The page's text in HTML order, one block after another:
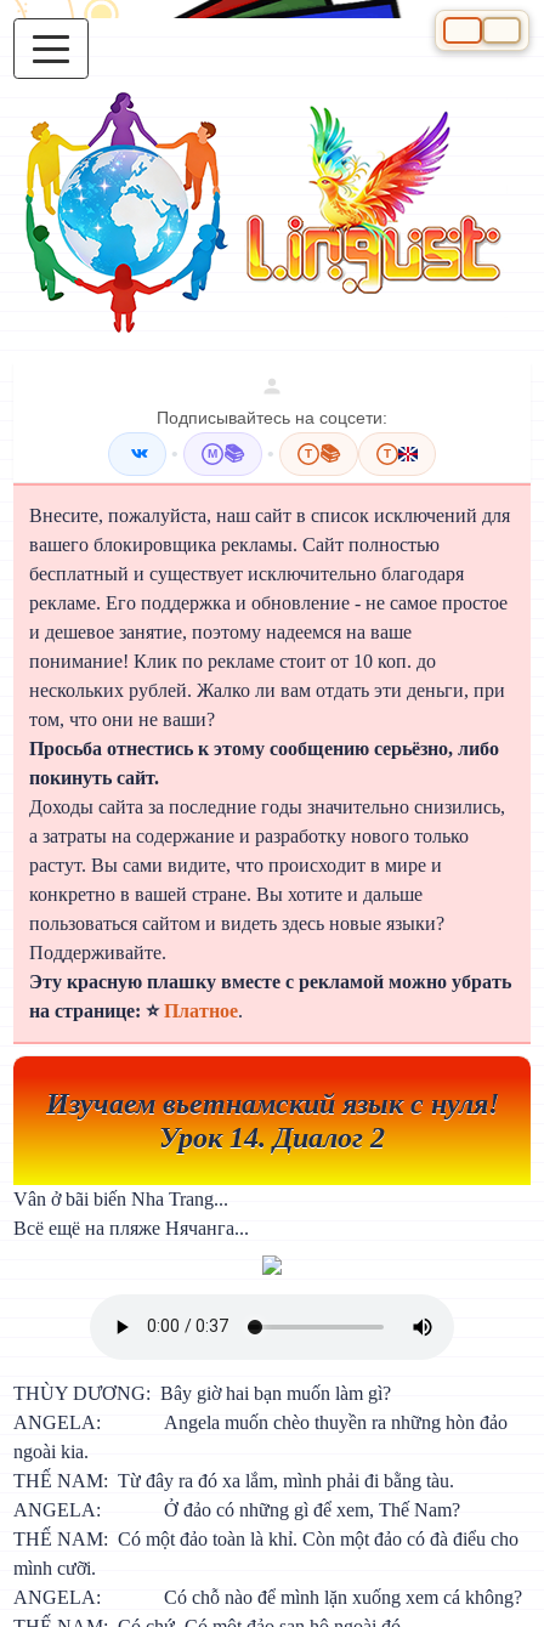
Подписывайтесь на соцсети:
• M 📚 • T 📚 T
Внесите, пожалуйста, наш сайт в список исключений для
вашего блокировщика рекламы. Сайт полностью
бесплатный и существует исключительно благодаря
рекламе. Его поддержка и обновление - не самое простое
и дешевое занятие, поэтому надеемся на ваше
понимание! Клик по рекламе стоит от 10 коп. до
нескольких рублей. Жалко ли вам отдать эти деньги, при
том, что они не ваши?
Просьба отнестись к этому сообщению серьёзно, либо
покинуть сайт.
Доходы сайта за последние годы значительно снизились,
а затраты на содержание и разработку нового только
растут. Вы сами видите, что происходит в мире и
конкретно в вашей стране. Вы хотите и дальше
пользоваться сайтом и видеть здесь новые языки?
Поддерживайте.
Эту красную плашку вместе с рекламой можно убрать
на странице: ⭐Платное.
Изучаем вьетнамский язык с нуля!
Урок 14. Диалог 2
Vân ở bãi biến Nha Trang...
Всё ещё на пляже Нячанга...
THÙY DƯƠNG: Bây giờ hai bạn muốn làm gì?
ANGELA: Angela muốn chèo thuyền ra những hòn đảo
ngoài kia.
THẾ NAM: Từ đây ra đó xa lắm, mình phải đi bằng tàu.
ANGELA: Ở đảo có những gì để xem, Thế Nam?
THẾ NAM: Có một đảo toàn là khỉ. Còn một đảo có đà điểu cho
mình cưỡi.
ANGELA: Có chỗ nào để mình lặn xuống xem cá không?